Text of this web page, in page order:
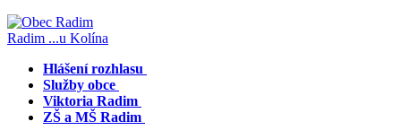
Radim ...u Kolína
Hlášení rozhlasu
Služby obce
Viktoria Radim
ZŠ a MŠ Radim